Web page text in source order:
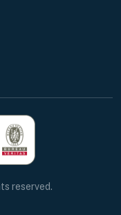
reserved.